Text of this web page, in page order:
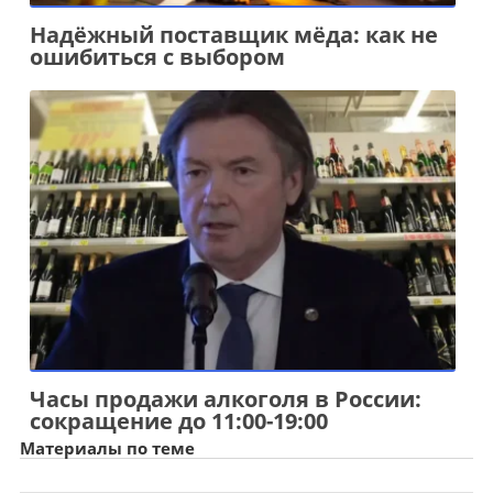
Надёжный поставщик мёда: как не
ошибиться с выбором
Часы продажи алкоголя в России:
сокращение до 11:00-19:00
Материалы по теме